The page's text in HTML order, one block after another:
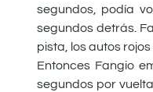
segundos, podía
segundos detrás.
pista, los autos
Entonces Fangio
segundos por